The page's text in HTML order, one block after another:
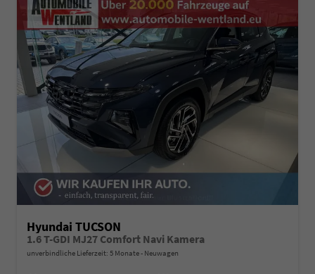
Hyundai TUCSON
1.6 T-GDI MJ27 Comfort Navi Kamera
unverbindliche Lieferzeit: 5 Monate Neuwagen